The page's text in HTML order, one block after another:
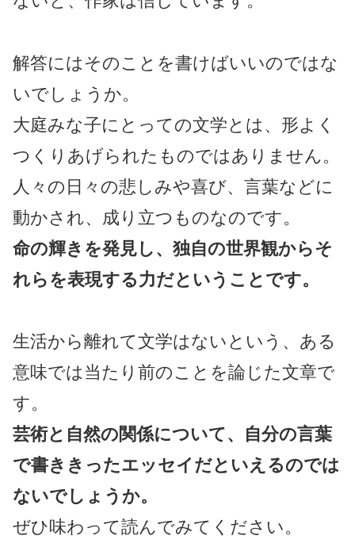
解答にはそのことを書けばいいのではな
いでしょうか。
大庭みな子にとっての文学とは、形よく
つくりあげられたものではありません。
人々の日々の悲しみや喜び、言葉などに
動かされ、成り立つものなのです。
命の輝きを発見し、独自の世界観からそ
れらを表現する力だということです。
生活から離れて文学はないという、ある
意味では当たり前のことを論じた文章で
す。
芸術と自然の関係について、自分の言葉
で書ききったエッセイだといえるのでは
ないでしょうか。
ぜひ味わって読んでみてください。